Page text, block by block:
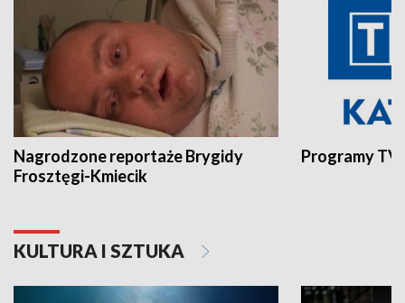
Nagrodzone reportaże Brygidy
Frosztęgi-Kmiecik
Programy
KULTURA I SZTUKA